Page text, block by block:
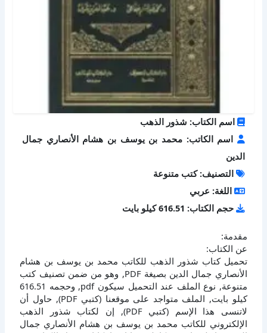
اسم الكتاب: شذور الذهب
اسم الكاتب: محمد بن يوسف بن هشام الأنصاري جمال
الدين
التصنيف: كتب متنوعة
اللغة: عربي
حجم الكتاب: 616.51 كيلو بايت
مقدمة:
عن الكتاب:
تحميل كتاب شذور الذهب للكاتب محمد بن يوسف بن هشام
الأنصاري جمال الدين بصيغة PDF, وهو من ضمن تصنيف كتب
متنوعة, نوع الملف عند التحميل سيكون pdf, وحجمه 616.51
كيلو بايت, الملف متواجد على موقعنا (كتبي PDF), حاول أن
لاتنسى هذا الإسم (كتبي PDF), إن لكتاب شذور الذهب
الإلكتروني للكاتب محمد بن يوسف بن هشام الأنصاري جمال